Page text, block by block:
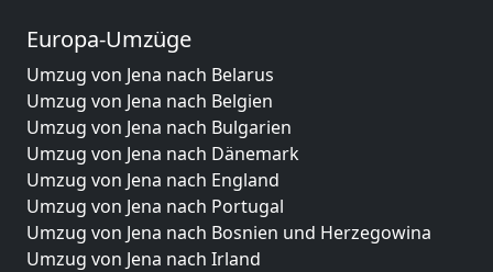
Europa-Umzüge
Umzug von Jena nach Belarus
Umzug von Jena nach Belgien
Umzug von Jena nach Bulgarien
Umzug von Jena nach Dänemark
Umzug von Jena nach England
Umzug von Jena nach Portugal
Umzug von Jena nach Bosnien und Herzegowina
Umzug von Jena nach Irland